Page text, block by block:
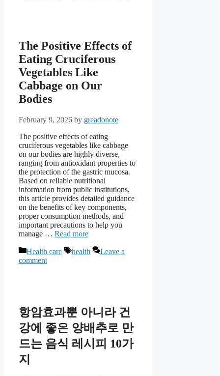
The Positive Effects of
Eating Cruciferous
Vegetables Like
Cabbage on Our
Bodies
February 9, 2026 by greadonote
The positive effects of eating
cruciferous vegetables like cabbage
on our bodies are highly diverse,
ranging from antioxidant properties to
the protection of the gastric mucosa.
Based on reliable nutritional
information from public institutions,
this article provides detailed guidance
on the benefits of key components,
proper consumption methods, and
important precautions to help you
manage … Read more
Categories
Health care Tags
health
Leave a
comment
항암효과뿐 아니라 건
강에 좋은 양배추로 만
드는 음식 레시피 10가
지